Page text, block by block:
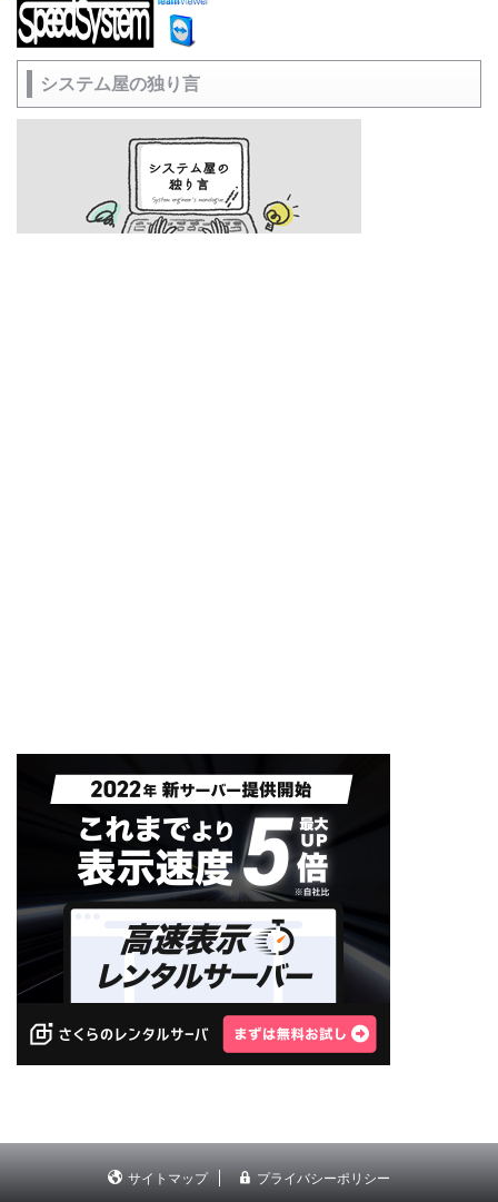
システム屋の独り言
サイトマップ プライバシーポリシー